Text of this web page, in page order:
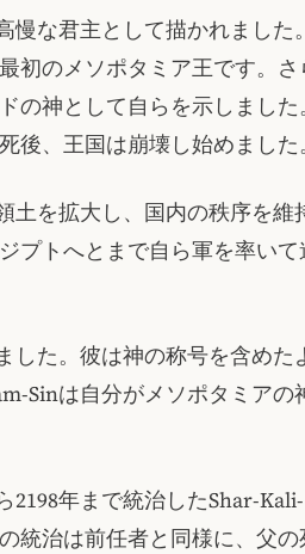
慢な君主として描かれました
初のメソポタミア王です。さ
の神として自らを示しました
、王国は崩壊し始めました。
土を拡大し、国内の秩序を維
プトへとまで自ら軍を率いて
した。彼は神の称号を含めた
Sinは自分がメソポタミアの
2198年まで統治したShar-Kali-
統治は前任者と同様に、父の